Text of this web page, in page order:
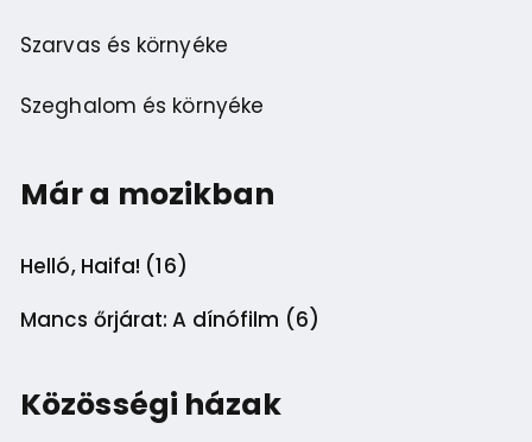
Szarvas és környéke
Szeghalom és környéke
Már a mozikban
Helló, Haifa! (16)
Mancs őrjárat: A dínófilm (6)
Közösségi házak